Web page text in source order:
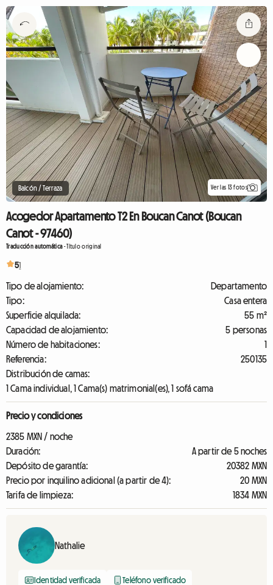
Balcón / Terraza Ver las 13 fotos
Acogedor Apartamento T2 En Boucan Canot (Boucan
Canot - 97460)
Traducción automática-Título original
51
Tipo de alojamiento:
Departamento
Tipo:
Casa entera
Superficie alquilada:
55 m²
Capacidad de alojamiento:
5 personas
Número de habitaciones:
1
Referencia:
250135
Distribución de camas:
1 Cama individual, 1 Cama(s) matrimonial(es), 1 sofá cama
Precio y condiciones
2385 MXN / noche
Duración:
A partir de 5 noches
Depósito de garantía:
20382 MXN
Precio por inquilino adicional (a partir de 4):
20 MXN
Tarifa de limpieza:
1834 MXN
Nathalie
Identidad verificada Teléfono verificado